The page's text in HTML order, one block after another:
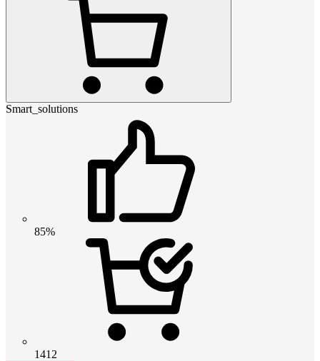
Smart_solutions
85%
1412